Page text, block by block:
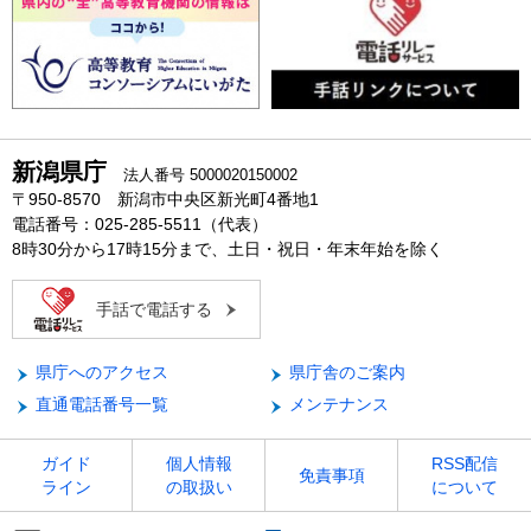
新潟県庁 法人番号 5000020150002
〒950-8570 新潟市中央区新光町4番地1
電話番号：025-285-5511（代表）
8時30分から17時15分まで、土日・祝日・年末年始を除く
手話で電話する
県庁へのアクセス
県庁舎のご案内
直通電話番号一覧
メンテナンス
ガイド
ライン
個人情報
の取扱い
免責事項
RSS配信
について